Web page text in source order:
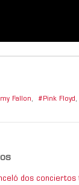
Fallon, Pink Floyd ,
dos conciertos